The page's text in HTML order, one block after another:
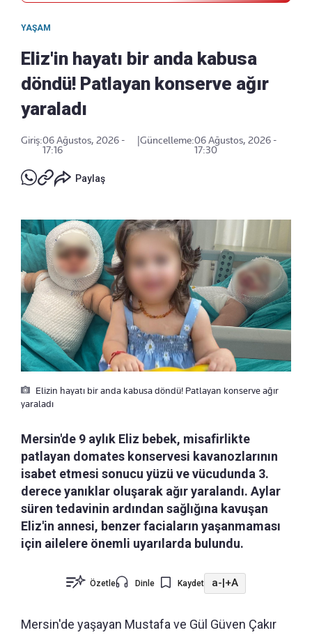
YAŞAM
Eliz'in hayatı bir anda kabusa
döndü! Patlayan konserve ağır
yaraladı
Giriş:06 Ağustos, 2026 -
17:16
Güncelleme:06 Ağustos, 2026 -
17:30
Paylaş
Elizin hayatı bir anda kabusa döndü! Patlayan konserve ağır
yaraladı
Mersin'de 9 aylık Eliz bebek, misafirlikte
patlayan domates konservesi kavanozlarının
isabet etmesi sonucu yüzü ve vücudunda 3.
derece yanıklar oluşarak ağır yaralandı. Aylar
süren tedavinin ardından sağlığına kavuşan
Eliz'in annesi, benzer faciaların yaşanmaması
için ailelere önemli uyarılarda bulundu.
Özetle Dinle Kaydet a- +A
Mersin'de yaşayan Mustafa ve Gül Güven Çakır